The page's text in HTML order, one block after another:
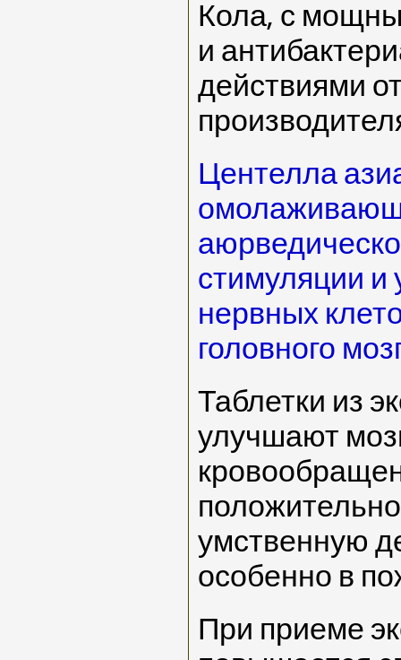
Кола, с
и
действиями
Центелла
стимуляции и
нервных
головного
Таблетки из
улучшают
умственную
особенно в
При приеме